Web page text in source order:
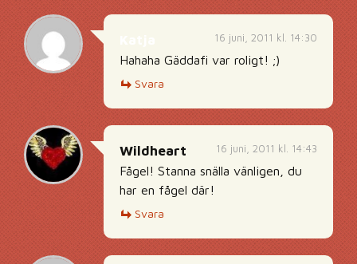
16 juni, 2011 kl. 14:30
Hahaha Gäddafi var roligt! ;)
Svara
16 juni, 2011 kl. 14:43
Wildheart
Fågel! Stanna snälla vänligen, du
har en fågel där!
Svara